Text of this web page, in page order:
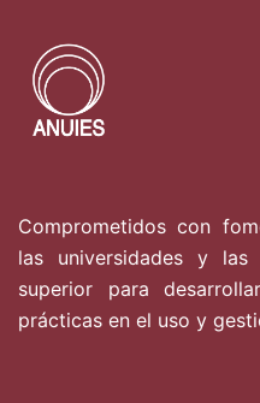
Comprometidos con
las universidades y las
superior para
prácticas en el uso y